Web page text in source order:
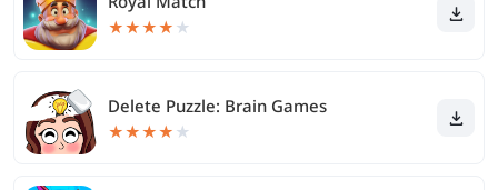
★★★★ ★
Delete Puzzle: Brain Games
★★★★ ★